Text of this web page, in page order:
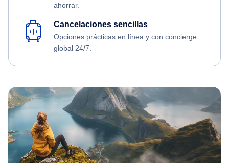
ahorrar.
Cancelaciones sencillas
Opciones prácticas en línea y con concierge
global 24/7.